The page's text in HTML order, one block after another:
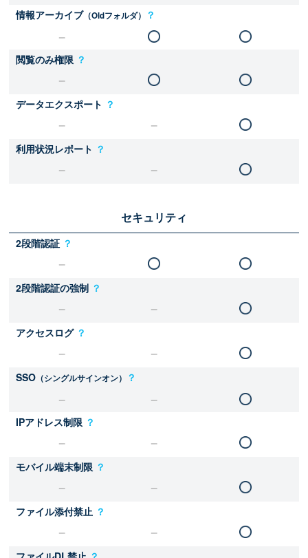
情報アーカイブ（Oldフォルダ） ？
閲覧のみ権限 ？
データエクスポート ？
利用状況レポート ？
セキュリティ
2段階認証 ？
2段階認証の強制 ？
アクセスログ ？
SSO （シングルサインオン） ？
IPアドレス制限 ？
モバイル端末制限 ？
ファイル添付禁止 ？